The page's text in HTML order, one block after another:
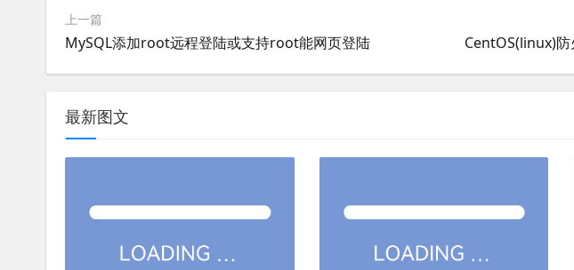
上一篇
MySQL添加root远程登陆或支持root能网页登陆
最新图文